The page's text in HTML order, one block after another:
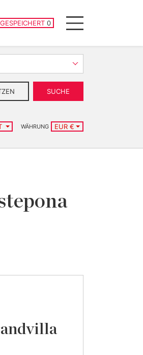
GESPEICHERT 0
GESPEICHERTE IMMOBILIEN
Menu
SUCHE
WÄHRUNG EUR €